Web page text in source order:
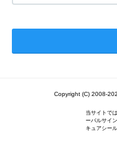
Copyright (C) 2008-
当サイトで
ーバルサイ
キュアシー